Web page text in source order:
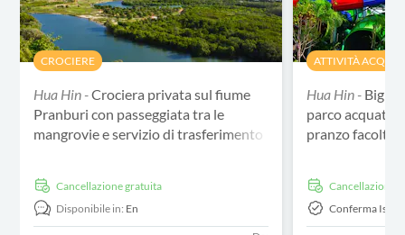
CROCIERE
Hua Hin -Crociera privata sul fiume
Pranburi con passeggiata tra le
mangrovie e servizio di trasferimento
Cancellazione gratuita
Disponibile in: En
ATTIVITÀ
Hua Hin -
parco
pranzo
Cancellazione
Conferma